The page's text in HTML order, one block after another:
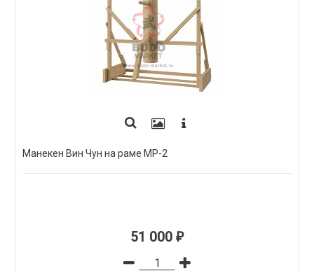
Манекен Вин Чун на раме МР-2
51 000 ₽